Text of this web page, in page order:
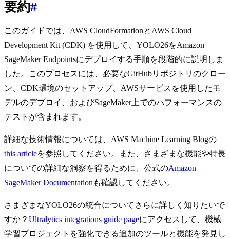
要約#
このガイドでは、AWS CloudFormationとAWS Cloud
Development Kit (CDK) を使用して、YOLO26をAmazon
SageMaker Endpointsにデプロイする手順を段階的に説明しま
した。このプロセスには、必要なGitHubリポジトリのクロー
ン、CDK環境のセットアップ、AWSサービスを使用したモ
デルのデプロイ、およびSageMaker上でのパフォーマンスの
テストが含まれます。
詳細な技術情報については、AWS Machine Learning Blogの
this articleを参照してください。また、さまざまな機能や特長
についての詳細な洞察を得るために、公式のAmazon
SageMaker Documentation も確認してください。
さまざまなYOLO26の統合についてさらに詳しく知りたいで
すか？ Ultralytics integrations guide pageにアクセスして、機械
学習プロジェクトを強化できる追加のツールと機能を発見し